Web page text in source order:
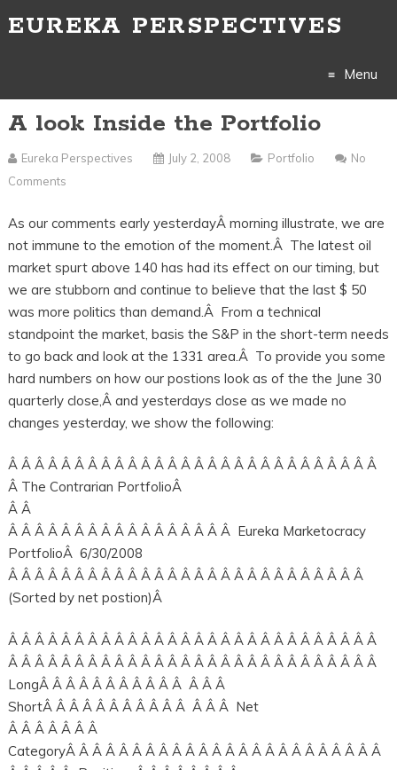
EUREKA PERSPECTIVES
Menu
to
A look Inside the Portfolio
Eureka Perspectives July 2, 2008 Portfolio
No
Comments
As our comments early yesterdayÂ morning illustrate, we are
not immune to the emotion of the moment.Â The latest oil
market spurt above 140 has had its effect on our timing, but
we are stubborn and continue to believe that the last $ 50
was more politics than demand.Â From a technical
standpoint the market, basis the S&P in the short-term needs
to go back and look at the 1331 area.Â To provide you some
hard numbers on how our postions look as of the the June 30
quarterly close,Â and yesterdays close as we made no
changes yesterday, we show the following:
Â Â Â Â Â Â Â Â Â Â Â Â Â Â Â Â Â Â Â Â Â Â Â Â Â Â Â Â
Â The Contrarian PortfolioÂ
Â Â
Â Â Â Â Â Â Â Â Â Â Â Â Â Â Â Â Â Eureka Marketocracy
PortfolioÂ 6/30/2008
Â Â Â Â Â Â Â Â Â Â Â Â Â Â Â Â Â Â Â Â Â Â Â Â Â Â Â
(Sorted by net postion)Â
Â Â Â Â Â Â Â Â Â Â Â Â Â Â Â Â Â Â Â Â Â Â Â Â Â Â Â Â
Â Â Â Â Â Â Â Â Â Â Â Â Â Â Â Â Â Â Â Â Â Â Â Â Â Â Â Â
LongÂ Â Â Â Â Â Â Â Â Â Â Â Â Â
ShortÂ Â Â Â Â Â Â Â Â Â Â Â Â Â Net
Â Â Â Â Â Â Â
CategoryÂ Â Â Â Â Â Â Â Â Â Â Â Â Â Â Â Â Â Â Â Â Â Â Â